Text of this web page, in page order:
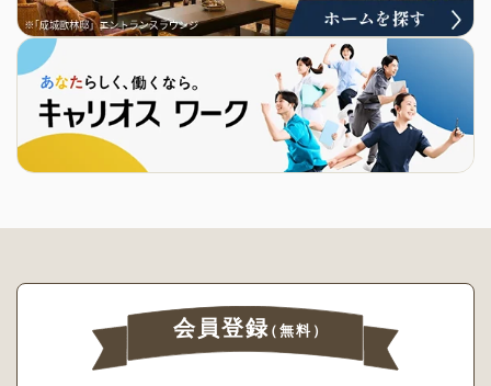
会員登録（無料）